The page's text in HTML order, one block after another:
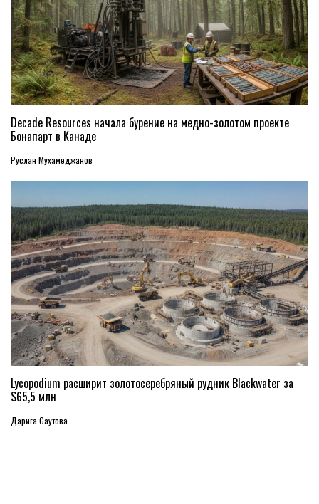
Decade Resources начала бурение на медно-золотом проекте
Бонапарт в Канаде
Руслан Мухамеджанов
Lycopodium расширит золотосеребряный рудник Blackwater за
$65,5 млн
Дарига Саутова